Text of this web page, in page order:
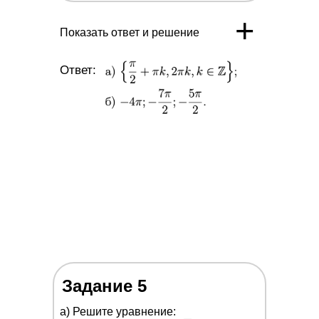
Показать ответ и решение +
Ответ:
Задание 5
a) Решите уравнение: